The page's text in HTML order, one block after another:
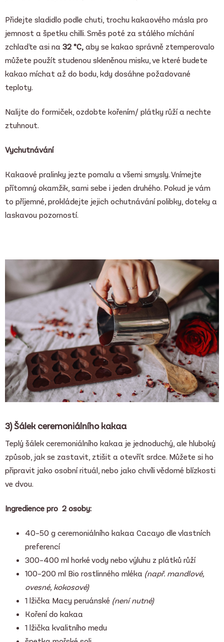
Přidejte sladidlo podle chuti, trochu kakaového másla pro
jemnost a špetku chilli. Směs poté za stálého míchání
zchlaďte asi na 32 °C, aby se kakao správně ztemperovalo
můžete použít studenou skleněnou misku, ve které budete
kakao míchat až do bodu, kdy dosáhne požadované
teploty.
Nalijte do formiček, ozdobte kořením/ plátky růží a nechte
ztuhnout.
Vychutnávání
Kakaové pralinky jezte pomalu a všemi smysly. Vnímejte
přítomný okamžik, sami sebe i jeden druhého. Pokud je vám
to příjemné, prokládejte jejich ochutnávání polibky, doteky a
laskavou pozorností.
3) Šálek ceremoniálního kakaa
Teplý šálek ceremoniálního kakaa je jednoduchý, ale hluboký
způsob, jak se zastavit, ztišit a otevřít srdce. Můžete si ho
připravit jako osobní rituál, nebo jako chvíli vědomé blízkosti
ve dvou.
Ingredience pro 2 osoby:
40–50 g ceremoniálního kakaa Cacayo dle vlastních
preferencí
300–400 ml horké vody nebo výluhu z plátků růží
100–200 ml Bio rostlinného mléka (např. mandlové,
ovesné, kokosové)
1 lžička Macy peruánské (není nutné)
Koření do kakaa
1 lžička kvalitního medu